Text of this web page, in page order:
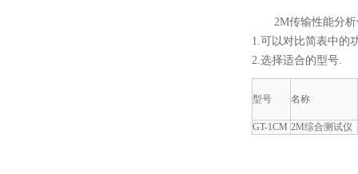
2M传输性能分
1.可以对比简表中的
2.选择适合的型号.
型号 名称
GT-1CM 2M综合测试仪